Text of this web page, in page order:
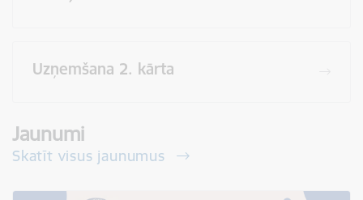
Uzņemšana 2. kārta
Jaunumi
Skatīt visus jaunumus